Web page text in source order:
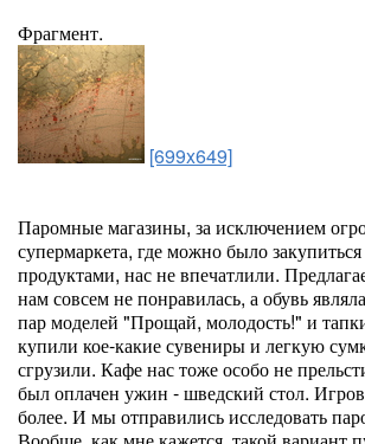
Фрагмент.
[699x649]
Паромные магазины, за исключением
супермаркета, где можно было
продуктами, нас не впечатлили.
нам совсем не понравилась, а обувь
пар моделей "Прощай, молодость!" и
купили кое-какие сувениры и легкую
сгрузили. Кафе нас тоже особо не
был оплачен ужин - шведский стол.
более. И мы отправились исследовать